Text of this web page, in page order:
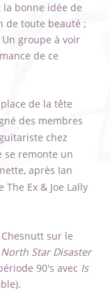
bonne idée de
de toute beauté ;
groupe à voir
de ce
de la tête
des membres
chez
se remonte un
après Ian
The Ex & Joe Lally
sur le
North Star Disaster
90's avec Is